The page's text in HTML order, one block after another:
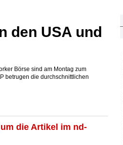
den USA und
Börse sind am Montag zum
betrugen die durchschnittlichen
die Artikel im nd-